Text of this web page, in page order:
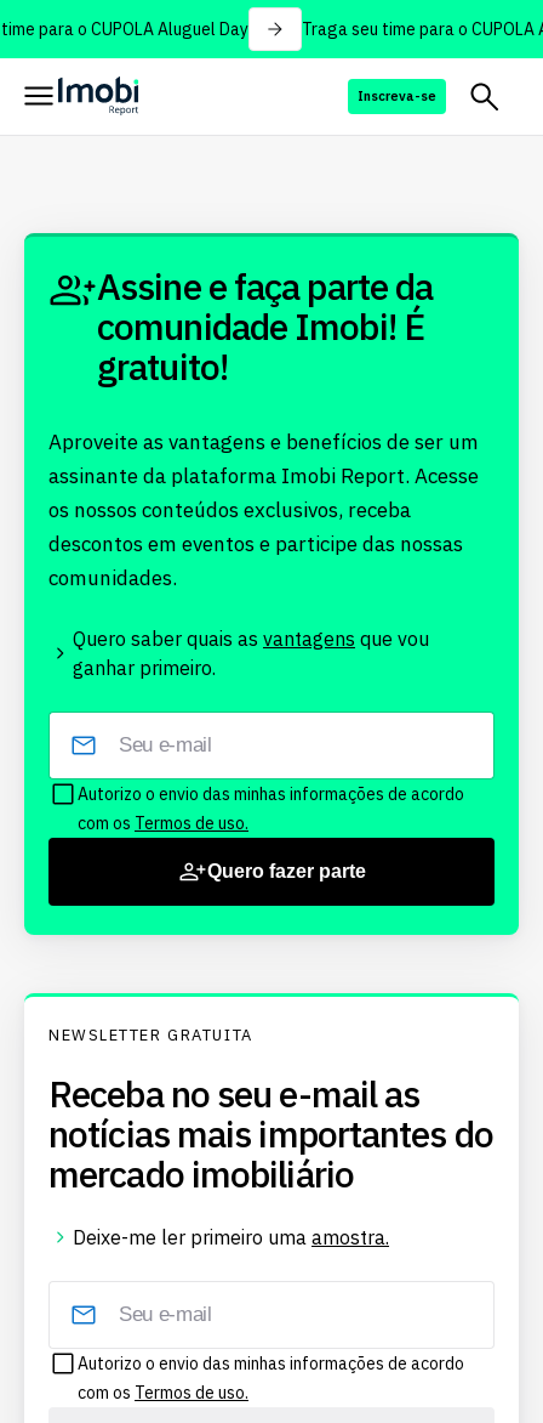
para o CUPOLA Aluguel Day Traga seu time para o CUPOLA
Inscreva-se
Assine e faça parte da
comunidade Imobi! É
gratuito!
Aproveite as vantagens e benefícios de ser um
assinante da plataforma Imobi Report. Acesse
os nossos conteúdos exclusivos, receba
descontos em eventos e participe das nossas
comunidades.
Quero saber quais as vantagens que vou
ganhar primeiro.
Autorizo o envio das minhas informações de acordo
com os Termos de uso.
Quero fazer parte
NEWSLETTER GRATUITA
Receba no seu e-mail as
notícias mais importantes do
mercado imobiliário
Deixe-me ler primeiro uma amostra.
Autorizo o envio das minhas informações de acordo
com os Termos de uso.